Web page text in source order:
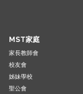
MST家庭
家長教師會
校友會
姊妹學校
聖公會